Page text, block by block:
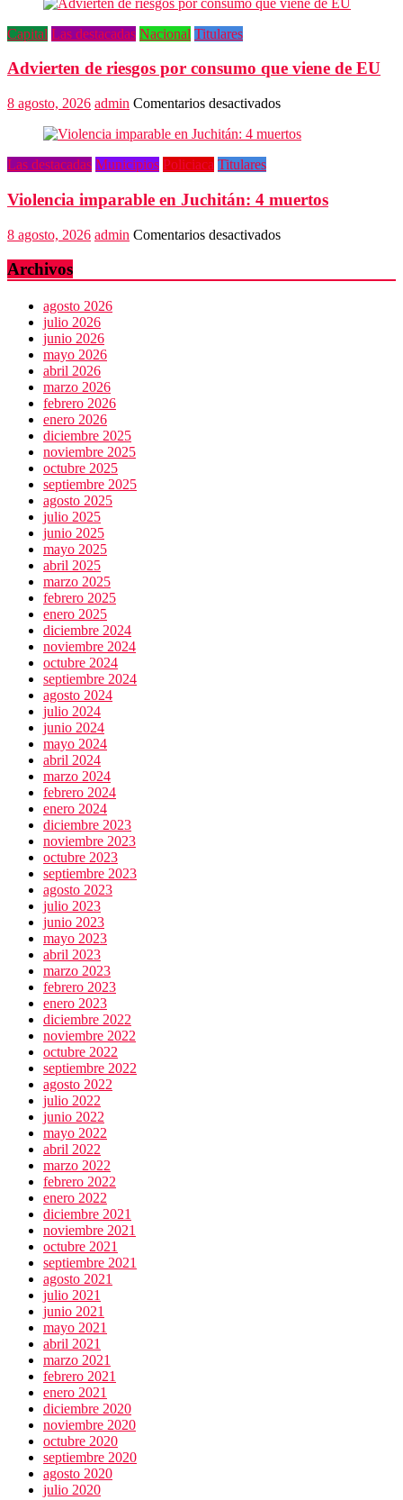
Oaxaca
algoritmos
vulneración
datos
Capital Las destacadas Nacional Titulares
Advierten de riesgos por consumo que viene de EU
8 agosto, 2026 admin Comentarios desactivadosen
de
que
de
Las destacadas Municipios Policiaca Titulares
Violencia imparable en Juchitán: 4 muertos
8 agosto, 2026 admin Comentarios desactivadosen
en
Archivos
agosto 2026
julio 2026
junio 2026
mayo 2026
abril 2026
marzo 2026
febrero 2026
enero 2026
diciembre 2025
noviembre 2025
octubre 2025
septiembre 2025
agosto 2025
julio 2025
junio 2025
mayo 2025
abril 2025
marzo 2025
febrero 2025
enero 2025
diciembre 2024
noviembre 2024
octubre 2024
septiembre 2024
agosto 2024
julio 2024
junio 2024
mayo 2024
abril 2024
marzo 2024
febrero 2024
enero 2024
diciembre 2023
noviembre 2023
octubre 2023
septiembre 2023
agosto 2023
julio 2023
junio 2023
mayo 2023
abril 2023
marzo 2023
febrero 2023
enero 2023
diciembre 2022
noviembre 2022
octubre 2022
septiembre 2022
agosto 2022
julio 2022
junio 2022
mayo 2022
abril 2022
marzo 2022
febrero 2022
enero 2022
diciembre 2021
noviembre 2021
octubre 2021
septiembre 2021
agosto 2021
julio 2021
junio 2021
mayo 2021
abril 2021
marzo 2021
febrero 2021
enero 2021
diciembre 2020
noviembre 2020
octubre 2020
septiembre 2020
agosto 2020
julio 2020